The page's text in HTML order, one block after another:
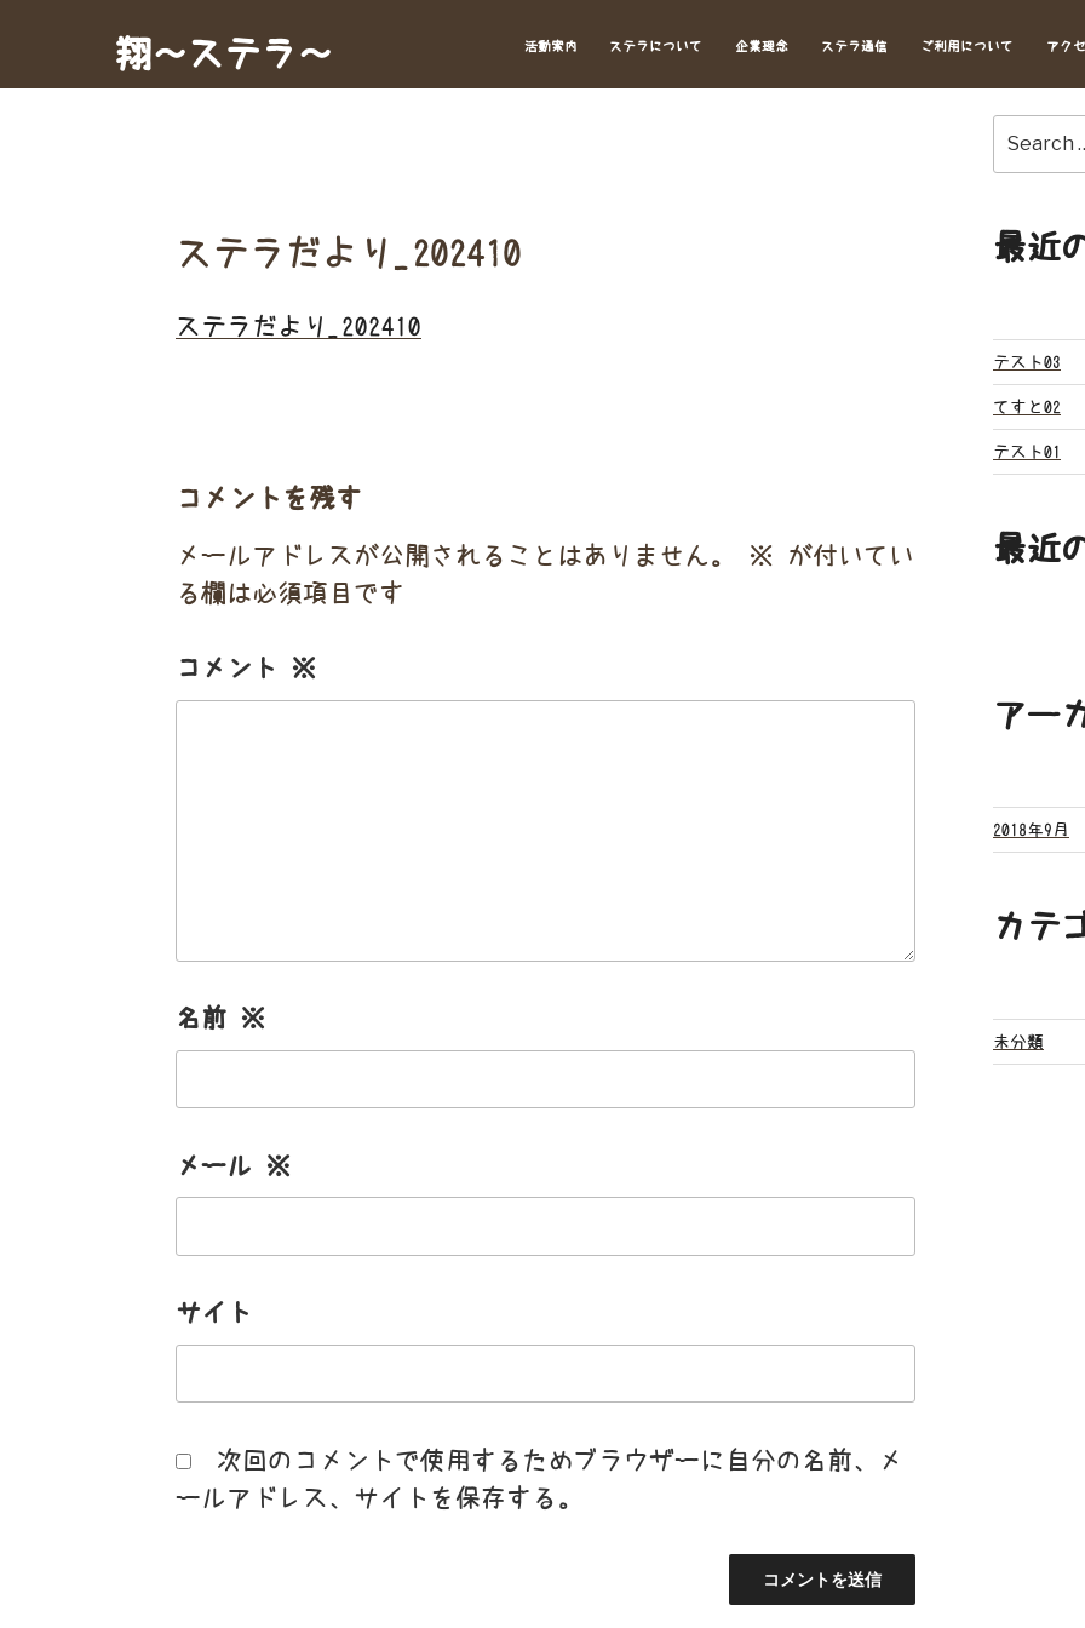
翔～ステラ～ 活動案内 ステラについて 企業理念 ステラ通信 ご利用について アク
ステラだより_202410
ステラだより_202410
コメントを残す
メールアドレスが公開されることはありません。 ※ が付いてい
る欄は必須項目です
コメント ※
名前 ※
メール ※
サイト
次回のコメントで使用するためブラウザーに自分の名前、メ
ールアドレス、サイトを保存する。
for:
最近
テスト03
てすと02
テスト01
最近
アー
2018年9月
カテ
未分類